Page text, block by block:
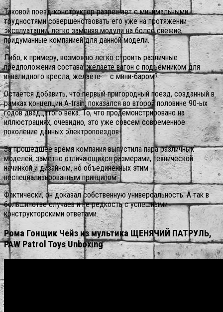
Таковой поезд-конструктор разрешает с минимальными
трудностями совершенствовать его уже на протяжении
эксплуатации, легко заменяя модули на более свежие,
придуманные компанией для данной модели.
Либо, к примеру, возможно легко строить различные
предположения состава: желаете вагон с подъёмником для
инвалидного кресла, желаете — с мини-баром?
Остаётся добавить, что первый пригородный поезд, созданный в
рамках концепции A-train, показался во второй половине 90-ых
годов двадцатого века. То, что продемонстрировано на
иллюстрациях, очевидно, это уже совсем современное
поколение данных электропоездов.
За прошедшее время компания выпустила пара различных
моделей, заметно отличающихся размерами, технической
начинкой и дизайном, но объединённых этим
неспециализированным принципом.
Фактически, он доказал собственную универсальность. А так в
большинстве случаев и не редкость с успешными
конструкторскими ответами.
Рома Гонщик Чейз из мультика ЩЕНЯЧИЙ ПАТРУЛЬ,
PAW Patrol Toys Unboxing